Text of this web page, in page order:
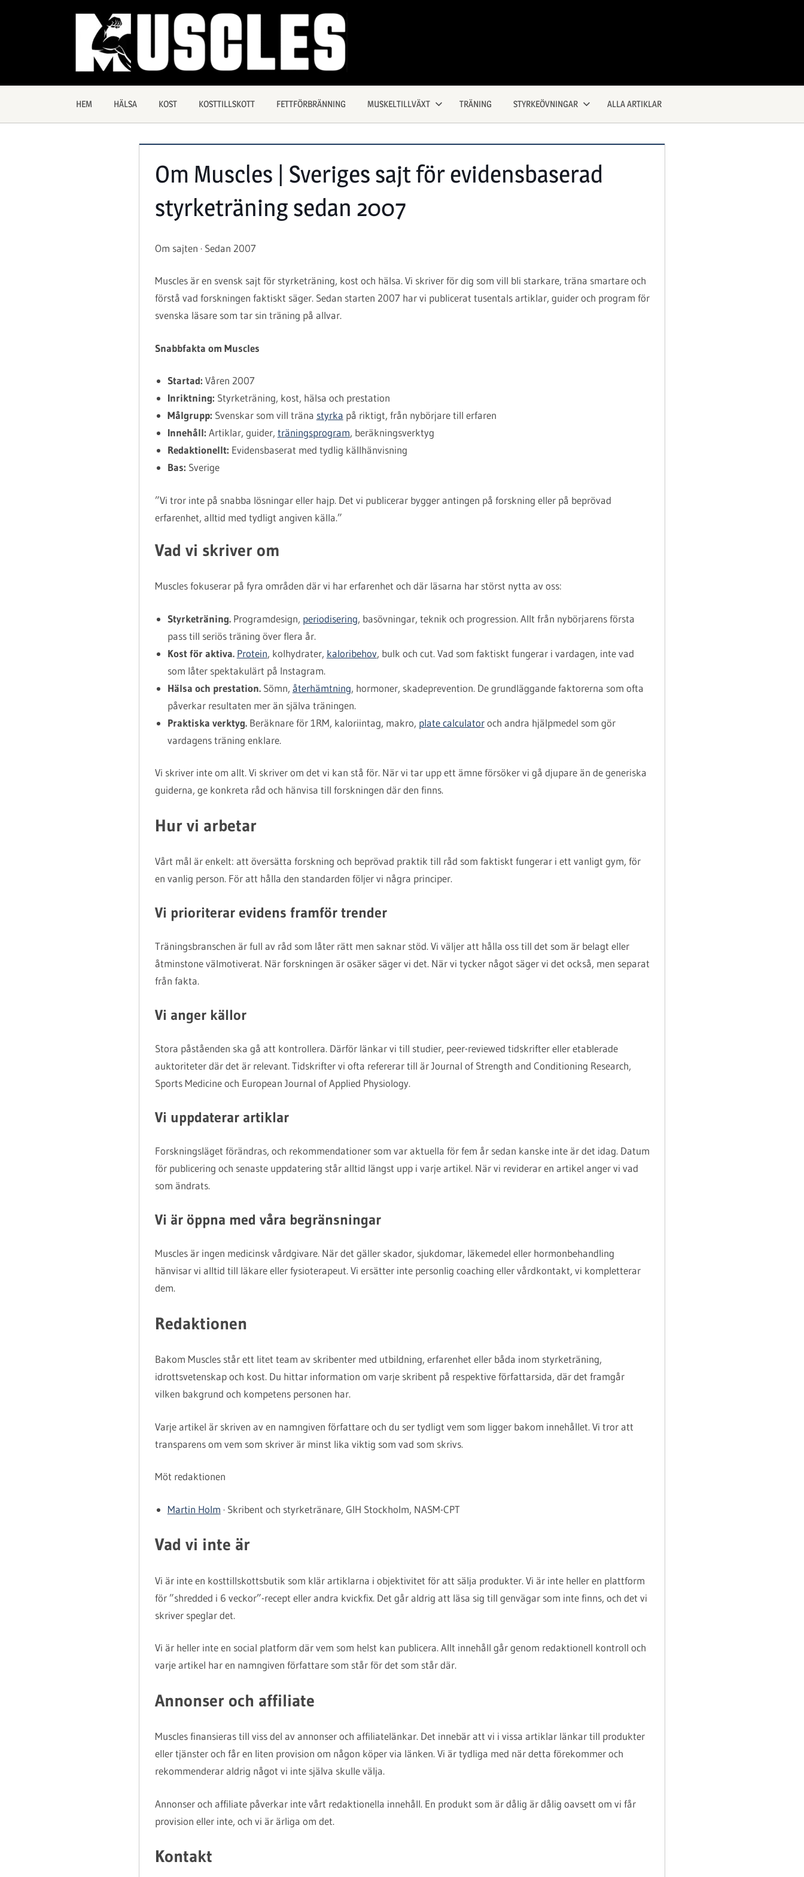
Muscles
Allt
om
hälsa
HEM HÄLSA KOST KOSTTILLSKOTT FETTFÖRBRÄNNING MUSKELTILLVÄXT TRÄNING STYRKEÖVNINGAR ALLA ARTIKLAR
Om Muscles | Sveriges sajt för evidensbaserad
styrketräning sedan 2007
Om sajten · Sedan 2007
Muscles är en svensk sajt för styrketräning, kost och hälsa. Vi skriver för dig som vill bli starkare, träna smartare och
förstå vad forskningen faktiskt säger. Sedan starten 2007 har vi publicerat tusentals artiklar, guider och program för
svenska läsare som tar sin träning på allvar.
Snabbfakta om Muscles
Startad: Våren 2007
Inriktning: Styrketräning, kost, hälsa och prestation
Målgrupp: Svenskar som vill träna styrka på riktigt, från nybörjare till erfaren
Innehåll: Artiklar, guider, träningsprogram, beräkningsverktyg
Redaktionellt: Evidensbaserat med tydlig källhänvisning
Bas: Sverige
”Vi tror inte på snabba lösningar eller hajp. Det vi publicerar bygger antingen på forskning eller på beprövad
erfarenhet, alltid med tydligt angiven källa.”
Vad vi skriver om
Muscles fokuserar på fyra områden där vi har erfarenhet och där läsarna har störst nytta av oss:
Styrketräning.Programdesign, periodisering, basövningar, teknik och progression. Allt från nybörjarens första
pass till seriös träning över flera år.
Kost för aktiva. Protein, kolhydrater, kaloribehov, bulk och cut. Vad som faktiskt fungerar i vardagen, inte vad
som låter spektakulärt på Instagram.
Hälsa och prestation.Sömn, återhämtning, hormoner, skadeprevention. De grundläggande faktorerna som ofta
påverkar resultaten mer än själva träningen.
Praktiska verktyg.Beräknare för 1RM, kaloriintag, makro, plate calculatoroch andra hjälpmedel som gör
vardagens träning enklare.
Vi skriver inte om allt. Vi skriver om det vi kan stå för. När vi tar upp ett ämne försöker vi gå djupare än de generiska
guiderna, ge konkreta råd och hänvisa till forskningen där den finns.
Hur vi arbetar
Vårt mål är enkelt: att översätta forskning och beprövad praktik till råd som faktiskt fungerar i ett vanligt gym, för
en vanlig person. För att hålla den standarden följer vi några principer.
Vi prioriterar evidens framför trender
Träningsbranschen är full av råd som låter rätt men saknar stöd. Vi väljer att hålla oss till det som är belagt eller
åtminstone välmotiverat. När forskningen är osäker säger vi det. När vi tycker något säger vi det också, men separat
från fakta.
Vi anger källor
Stora påståenden ska gå att kontrollera. Därför länkar vi till studier, peer-reviewed tidskrifter eller etablerade
auktoriteter där det är relevant. Tidskrifter vi ofta refererar till är Journal of Strength and Conditioning Research,
Sports Medicine och European Journal of Applied Physiology.
Vi uppdaterar artiklar
Forskningsläget förändras, och rekommendationer som var aktuella för fem år sedan kanske inte är det idag. Datum
för publicering och senaste uppdatering står alltid längst upp i varje artikel. När vi reviderar en artikel anger vi vad
som ändrats.
Vi är öppna med våra begränsningar
Muscles är ingen medicinsk vårdgivare. När det gäller skador, sjukdomar, läkemedel eller hormonbehandling
hänvisar vi alltid till läkare eller fysioterapeut. Vi ersätter inte personlig coaching eller vårdkontakt, vi kompletterar
dem.
Redaktionen
Bakom Muscles står ett litet team av skribenter med utbildning, erfarenhet eller båda inom styrketräning,
idrottsvetenskap och kost. Du hittar information om varje skribent på respektive författarsida, där det framgår
vilken bakgrund och kompetens personen har.
Varje artikel är skriven av en namngiven författare och du ser tydligt vem som ligger bakom innehållet. Vi tror att
transparens om vem som skriver är minst lika viktig som vad som skrivs.
Möt redaktionen
Martin Holm · Skribent och styrketränare, GIH Stockholm, NASM-CPT
Vad vi inte är
Vi är inte en kosttillskottsbutik som klär artiklarna i objektivitet för att sälja produkter. Vi är inte heller en plattform
för ”shredded i 6 veckor”-recept eller andra kvickfix. Det går aldrig att läsa sig till genvägar som inte finns, och det vi
skriver speglar det.
Vi är heller inte en social platform där vem som helst kan publicera. Allt innehåll går genom redaktionell kontroll och
varje artikel har en namngiven författare som står för det som står där.
Annonser och affiliate
Muscles finansieras till viss del av annonser och affiliatelänkar. Det innebär att vi i vissa artiklar länkar till produkter
eller tjänster och får en liten provision om någon köper via länken. Vi är tydliga med när detta förekommer och
rekommenderar aldrig något vi inte själva skulle välja.
Annonser och affiliate påverkar inte vårt redaktionella innehåll. En produkt som är dålig är dålig oavsett om vi får
provision eller inte, och vi är ärliga om det.
Kontakt